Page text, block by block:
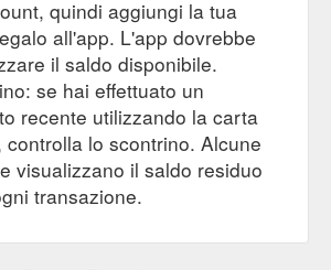
quindi aggiungi la tua
all'app. L'app dovrebbe
il saldo disponibile.
se hai effettuato un
recente utilizzando la carta
controlla lo scontrino. Alcune
visualizzano il saldo residuo
transazione.